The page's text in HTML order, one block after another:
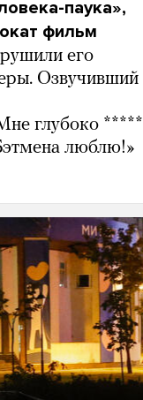
паука»,
фильм
его
Озвучивший
глубоко *****
люблю!»